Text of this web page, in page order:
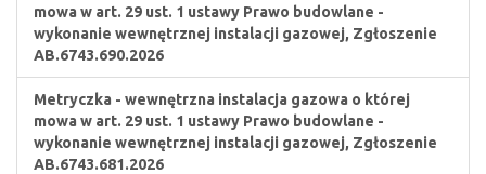
mowa w art. 29 ust. 1 ustawy Prawo budowlane -
wykonanie wewnętrznej instalacji gazowej, Zgłoszenie
AB.6743.690.2026
Metryczka - wewnętrzna instalacja gazowa o której
mowa w art. 29 ust. 1 ustawy Prawo budowlane -
wykonanie wewnętrznej instalacji gazowej, Zgłoszenie
AB.6743.681.2026